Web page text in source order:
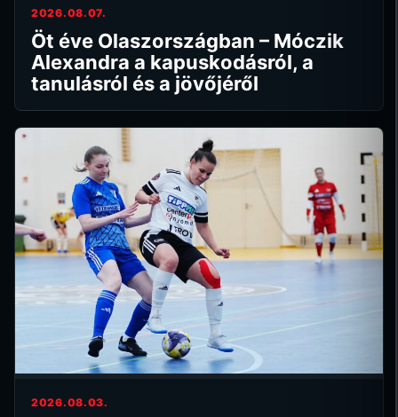
2026.08.07.
Öt éve Olaszországban – Móczik
Alexandra a kapuskodásról, a
tanulásról és a jövőjéről
2026.08.03.